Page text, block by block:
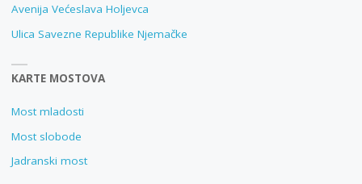
Avenija Većeslava Holjevca
Ulica Savezne Republike Njemačke
KARTE MOSTOVA
Most mladosti
Most slobode
Jadranski most